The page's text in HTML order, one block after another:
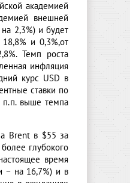
академией
внешней
2,3%) и будет
и 0,3%,от
Темп роста
инфляция
курс USD в
ставки по
п.п. выше темпа
Brent в $55 за
глубокого
время
– на 16,7%) и в